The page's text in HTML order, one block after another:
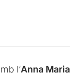
l’Anna Maria